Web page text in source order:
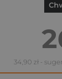
34,90 zł -